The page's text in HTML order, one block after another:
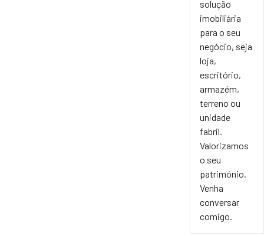
solução
imobiliária
para o seu
negócio, seja
loja,
escritório,
armazém,
terreno ou
unidade
fabril.
Valorizamos
o seu
património.
Venha
conversar
comigo.